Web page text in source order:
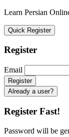
Learn Persian
Quick Register
Register
Email
Already a user?
Register Fast!
Password will be